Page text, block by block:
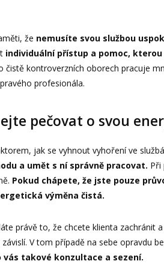
že nemusíte svou službou
individuální přístup a pomoc,
čistě kontroverzních oborech pracuje
profesionála.
pečovat o svou
jak se vyhnout vyhoření ve
a umět s ní správně pracovat. Při
Pokud chápete, že jste pouze
výměna čistá.
právě to, že chcete klienta zachránit
V tom případě na sebe opravdu
vás takové konzultace a sezení.